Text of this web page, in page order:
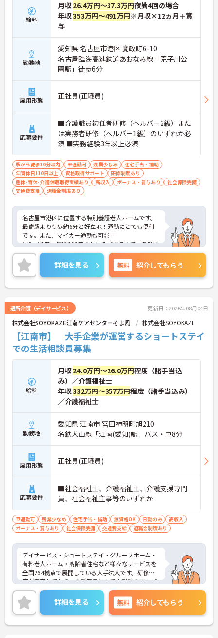
給料
月収 26.4万円～37.3万円夜勤4回の場合
年収353万円～491万円※月収×12ヵ月＋賞
与
勤務地
愛知県 名古屋市港区 寛政町6-10
名古屋臨海高速鉄道あおなみ線「荒子川公
園駅」徒歩6分
雇用形態 正社員(正職員)
応募要件
■介護職員初任者研修（ヘルパー2級）また
は実務者研修（ヘルパー1級）のいずれか必
須 ■実務経験3年以上必須
駅から徒歩10分以内 車通勤可 残業少なめ
住宅手当・補助
年間休日110日以上
資格取得サポート
研修制度あり
産休･育休･介護休暇取得実績あり
高収入 ボーナス・賞与あり
社会保険完備
交通費支給
退職金制度あり
名古屋市港区に位置する特別養護老人ホームです。
最寄駅より徒歩約6分と好立地！通勤にとても便利
です。また、マイカー通勤も可◎
月8～12日・年間126日のお休みがあるので、趣味や
ご家庭などプライベートも大切にしたい方にぴった
りです☆有給取得率も約70％の過去実績がありま
す。
ご興味のある方には、面接対策ポイントなど、さら
に詳細をご案内しますのでお気軽にご相談くださ
詳細を見る 無料 紹介してもらう
通所介護（デイサービス） 更新日：2026年08月04日
株式会社SOYOKAZE江南ケアセンターそよ風 株式会社SOYOKAZE
【江南市】 大手企業が運営するショートステイ
での生活相談員募集
給料
月収 24.0万円～26.0万円程度（諸手当込
み）／介護福祉士
年収332万円～357万円程度（諸手当込み）
／介護福祉士
勤務地
愛知県 江南市 宮田神明町旭210
名鉄犬山線「江南(愛知)駅」バス・車8分
雇用形態 正社員(正職員)
応募要件
■社会福祉士、介護福祉士、介護支援専門
員、社会福祉主事等のいずれか
車通勤可 残業少なめ 住宅手当・補助 無資格OK 日勤のみ
高収入
ボーナス・賞与あり
社会保険完備 交通費支給 退職金制度あり
デイサービス・ショートステイ・グループホーム・
有料老人ホーム・高齢者住宅など様々なサービスを
全国264拠点で展開している大手法人です。研修制
度が充実しており、介護職員として未経験の方もご
応募可能です。ご興味のある方は面接対策ポイント
などお話致しますのでお気軽にお問い合わせくださ
い。
詳細を見る 無料 紹介してもらう